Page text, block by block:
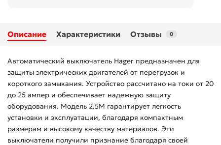
Описание Характеристики Отзывы 0
Автоматический выключатель Hager предназначен для
защиты электрических двигателей от перегрузок и
короткого замыкания. Устройство рассчитано на токи от 20
до 25 ампер и обеспечивает надежную защиту
оборудования. Модель 2.5М гарантирует легкость
установки и эксплуатации, благодаря компактным
размерам и высокому качеству материалов. Эти
выключатели получили признание благодаря своей